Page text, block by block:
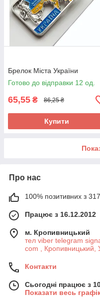
Брелок Міста України
Готово до відправки 12 од.
65,55 ₴ 86,25 ₴
Купити
Про нас
100% позитивних з 317
Працює з 16.12.2012
м. Кропивницький
тел viber telegram
com , Кропивницький,
Контакти
Сьогодні працює з
Показати весь